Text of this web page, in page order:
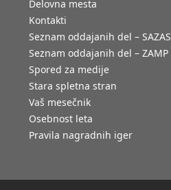
Delovna mesta
Kontakti
Seznam oddajanih del – SAZAS
Seznam oddajanih del – ZAMP
Spored za medije
Stara spletna stran
Vaš mesečnik
Osebnost leta
Pravila nagradnih iger